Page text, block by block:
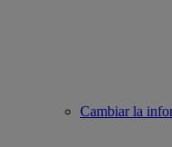
Cambiar la